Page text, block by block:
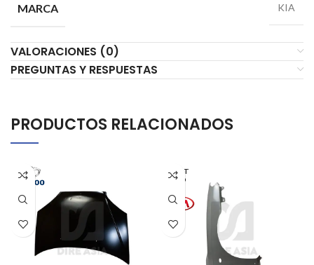
MARCA KIA
VALORACIONES (0)
PREGUNTAS Y RESPUESTAS
PRODUCTOS RELACIONADOS
AGOT
ADO